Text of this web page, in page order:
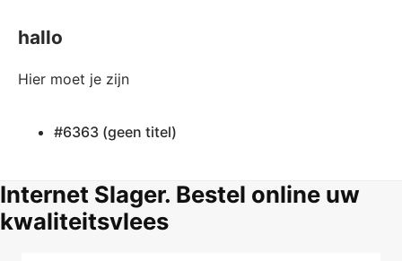
hallo
Hier moet je zijn
#6363 (geen titel)
Internet Slager. Bestel online uw
kwaliteitsvlees